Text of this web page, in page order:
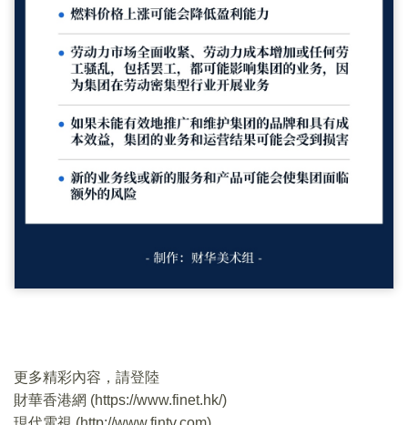
更多精彩內容，請登陸
財華香港網 (https://www.finet.hk/)